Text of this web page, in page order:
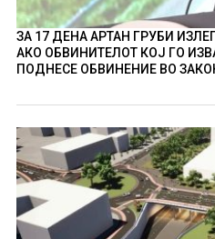
ЗА 17 ДЕНА АРТАН ГРУБИ
АКО ОБВИНИТЕЛОТ КОЈ ГО
ПОДНЕСЕ ОБВИНЕНИЕ ВО